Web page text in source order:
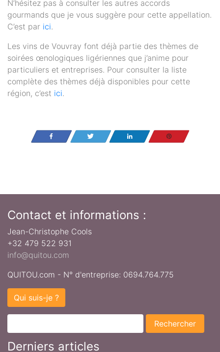
N’hésitez pas à consulter les autres accords
gourmands que je vous suggère pour cette appellation.
C’est par ici.
Les vins de Vouvray font déjà partie des thèmes de
soirées œnologiques ligériennes que j’anime pour
particuliers et entreprises. Pour consulter la liste
complète des thèmes déjà disponibles pour cette
région, c’est ici.
Partagez Tweetez Partagez Enregistrer
Contact et informations :
Jean-Christophe Cools
+32 479 522 931
info@quitou.com
QUITOU.com - N° d'entreprise: 0694.764.775
Qui suis-je ?
Derniers articles